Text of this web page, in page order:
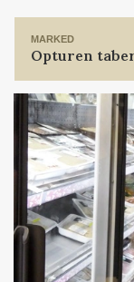
MARKED
Opturen